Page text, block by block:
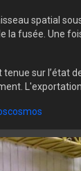
spatial
fusée. Une
sur